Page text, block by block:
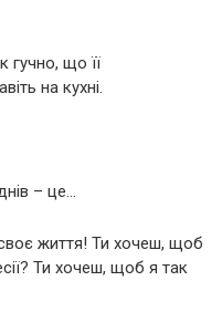
гучно, що її
на кухні.
– це…
життя! Ти хочеш, щоб
Ти хочеш, щоб я так